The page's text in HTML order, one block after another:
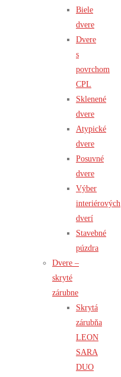
Biele
dvere
Dvere
s
povrchom
CPL
Sklenené
dvere
Atypické
dvere
Posuvné
dvere
Výber
interiérových
dverí
Stavebné
púzdra
Dvere –
skryté
zárubne
Skrytá
zárubňa
LEON
SARA
DUO